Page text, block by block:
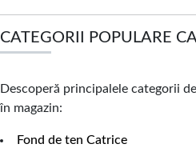
CATEGORII POPULARE
Descoperă principalele categorii
în magazin:
Fond de ten Catrice